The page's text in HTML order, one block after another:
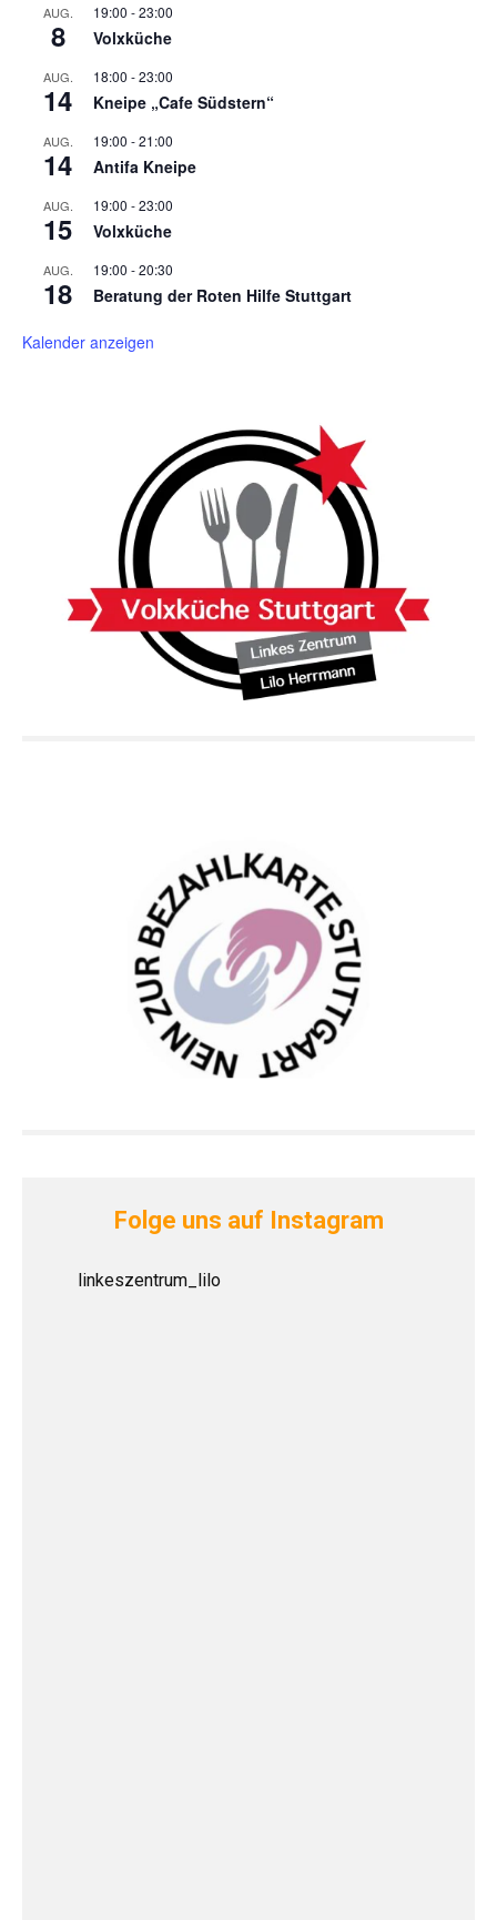
AUG.
8
19:00 -23:00
Volxküche
AUG.
14
18:00 -23:00
Kneipe „Cafe Südstern“
AUG.
14
19:00 -21:00
Antifa Kneipe
AUG.
15
19:00 -23:00
Volxküche
AUG.
18
19:00 -20:30
Beratung der Roten Hilfe Stuttgart
Kalender anzeigen
Folge uns auf Instagram
linkeszentrum_lilo